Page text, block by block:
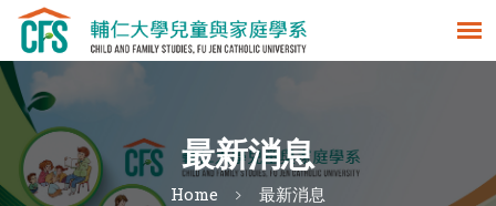
最新消息
Home 最新消息